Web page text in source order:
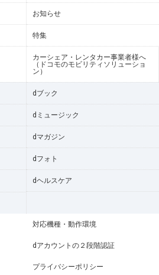
お知らせ
特集
カーシェア・レンタカー事業者様へ
（ドコモのモビリティソリューショ
ン）
dブック
dミュージック
dマガジン
dフォト
dヘルスケア
対応機種・動作環境
dアカウントの２段階認証
プライバシーポリシー